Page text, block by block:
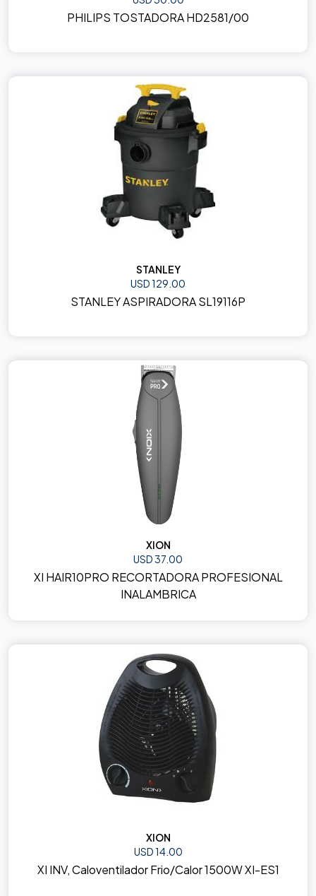
PHILIPS TOSTADORA HD2581/00
STANLEY
USD 129.00
STANLEY ASPIRADORA SL19116P
XION
USD 37.00
XI HAIR10PRO RECORTADORA PROFESIONAL
INALAMBRICA
XION
USD 14.00
XI INV, Caloventilador Frio/Calor 1500W XI-ES1